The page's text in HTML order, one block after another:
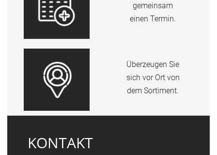
gemeinsam
einen Termin.
Überzeugen Sie
sich vor Ort von
dem Sortiment.
KONTAKT